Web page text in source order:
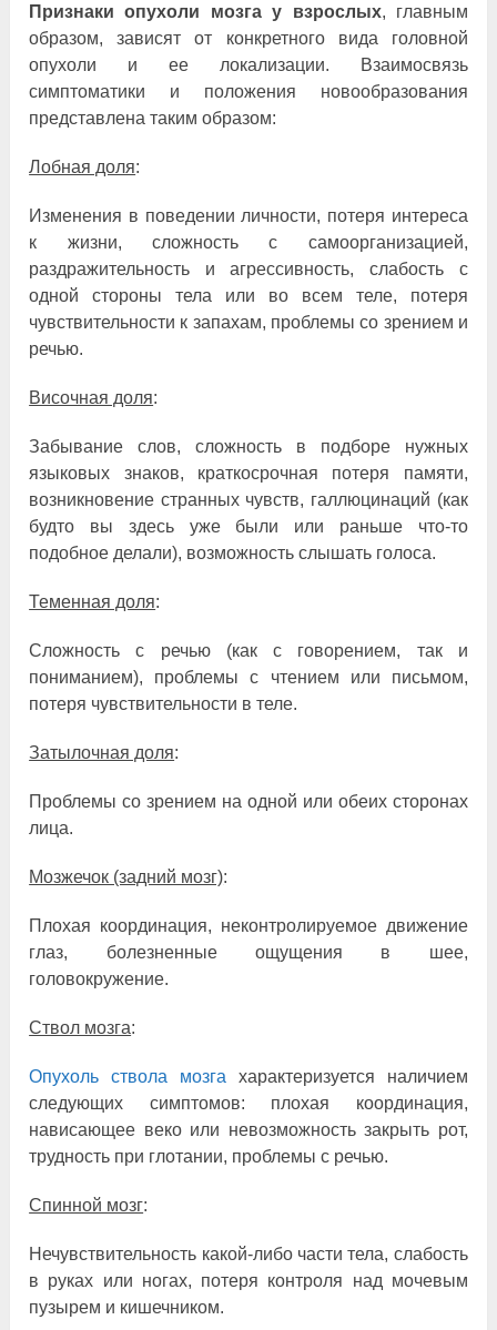
Признаки опухоли мозга у взрослых, главным
образом, зависят от конкретного вида головной
опухоли и ее локализации. Взаимосвязь
симптоматики и положения новообразования
представлена таким образом:
Лобная доля:
Изменения в поведении личности, потеря интереса
к жизни, сложность с самоорганизацией,
раздражительность и агрессивность, слабость с
одной стороны тела или во всем теле, потеря
чувствительности к запахам, проблемы со зрением и
речью.
Височная доля:
Забывание слов, сложность в подборе нужных
языковых знаков, краткосрочная потеря памяти,
возникновение странных чувств, галлюцинаций (как
будто вы здесь уже были или раньше что-то
подобное делали), возможность слышать голоса.
Теменная доля:
Сложность с речью (как с говорением, так и
пониманием), проблемы с чтением или письмом,
потеря чувствительности в теле.
Затылочная доля:
Проблемы со зрением на одной или обеих сторонах
лица.
Мозжечок (задний мозг):
Плохая координация, неконтролируемое движение
глаз, болезненные ощущения в шее,
головокружение.
Ствол мозга:
Опухоль ствола мозга характеризуется наличием
следующих симптомов: плохая координация,
нависающее веко или невозможность закрыть рот,
трудность при глотании, проблемы с речью.
Спинной мозг:
Нечувствительность какой-либо части тела, слабость
в руках или ногах, потеря контроля над мочевым
пузырем и кишечником.